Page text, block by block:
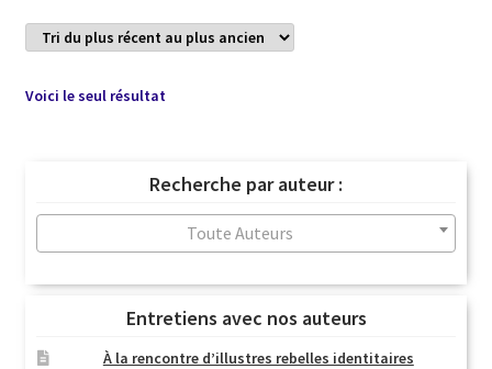
Voici le seul résultat
Recherche par auteur :
Toute Auteurs
Entretiens avec nos auteurs
À la rencontre d’illustres rebelles identitaires